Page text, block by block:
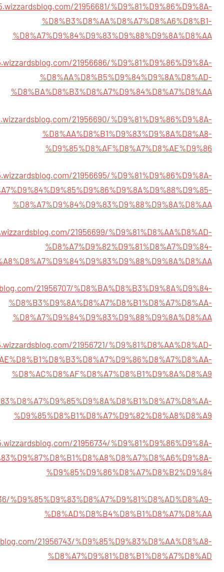
21956681/%D9%81%D9%86%D9%8A-
%D8%B3%D8%AA%D8%A7%D8%A6%D8%B1-
%D8%A7%D9%84%D9%83%D9%88%D9%8A%D8%AA
21956686/%D9%81%D9%86%D9%8A-
%D8%AA%D8%B5%D9%84%D9%8A%D8%AD-
%D8%BA%D8%B3%D8%A7%D9%84%D8%A7%D8%AA
21956690/%D9%81%D9%86%D9%8A-
%D8%AA%D8%B1%D9%83%D9%8A%D8%A8-
%D9%85%D8%AF%D8%A7%D8%AE%D9%86
21956695/%D9%81%D9%86%D9%8A-
%D8%A7%D9%84%D9%83%D9%88%D9%8A%D8%AA
21956699/%D9%81%D8%AA%D8%AD-
%D8%A7%D9%82%D9%81%D8%A7%D9%84-
21956707/%D8%BA%D8%B3%D9%8A%D9%84-
%D8%B3%D9%8A%D8%A7%D8%B1%D8%A7%D8%AA-
%D8%A7%D9%84%D9%83%D9%88%D9%8A%D8%AA
21956721/%D9%81%D8%AA%D8%AD-
%D8%AC%D8%AF%D8%A7%D8%B1%D9%8A%D8%A9
%D9%85%D8%B1%D8%A7%D9%82%D8%A8%D8%A9
21956734/%D9%81%D9%86%D9%8A-
%D9%85%D9%86%D8%A7%D8%B2%D9%84
%D8%AD%D8%B4%D8%B1%D8%A7%D8%AA
21956743/%D9%85%D9%83%D8%AA%D8%A8-
%D8%A7%D9%81%D8%B1%D8%A7%D8%AD